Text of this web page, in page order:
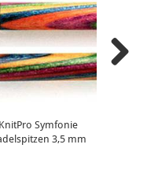
KnitPro Symfonie
3,5 mm